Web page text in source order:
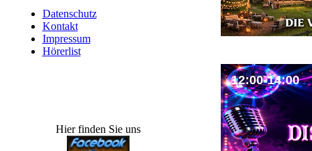
Datenschutz
Kontakt
Impressum
Hörerlist
Hier finden Sie uns
12:00-14:00